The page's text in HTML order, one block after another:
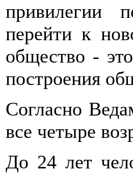
привилегии
перейти к
общество -
построения
Согласно
все четыре
До 24 лет